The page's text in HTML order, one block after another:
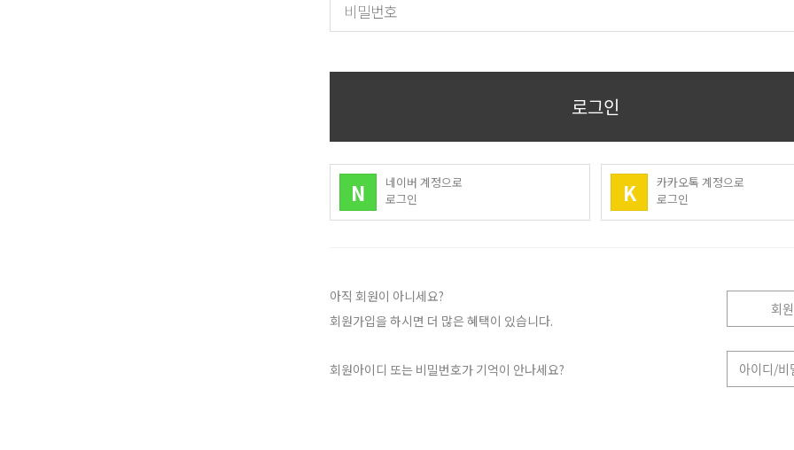
로그인
N
네이버 계정으로
로그인
K
카카오톡 계정으로
로그인
아직 회원이 아니세요?
회원가입을 하시면 더 많은 혜택이 있습니다.
회
회원아이디 또는 비밀번호가 기억이 안나세요? 아이디/비